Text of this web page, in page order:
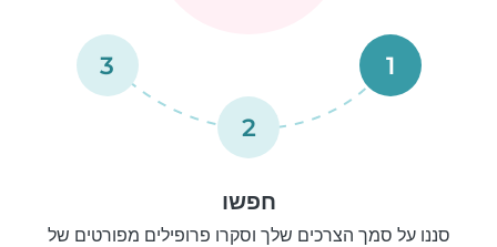
1
2
3
חפשו
סננו על סמך הצרכים שלך וסקרו פרופילים מפורטים של